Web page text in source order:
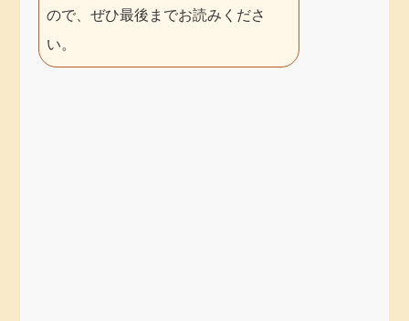
ので、ぜひ最後までお読みくださ
い。